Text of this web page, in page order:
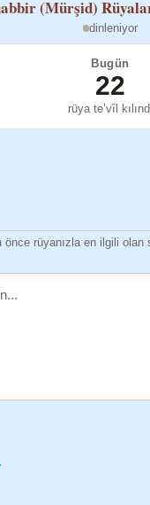
(Mürşid)
dinleniyor
Bugün
22
rüya te’vîl
önce rüyanızla en ilgili